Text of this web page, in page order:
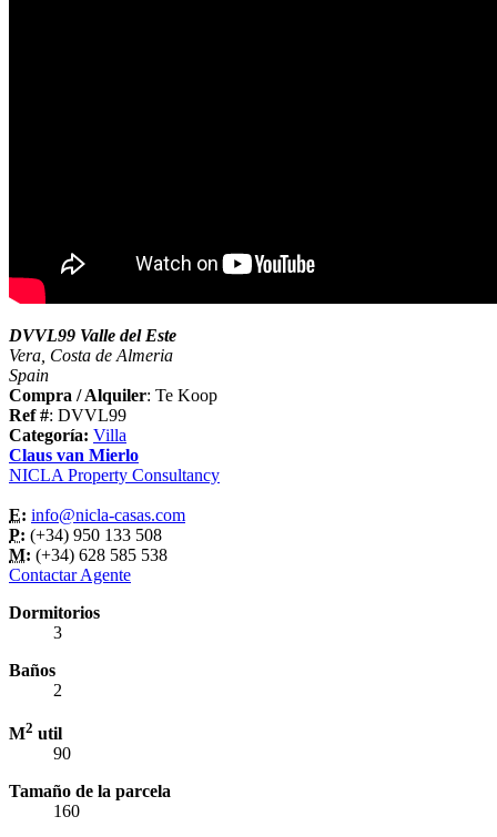
DVVL99 Valle del Este
Vera, Costa de Almeria
Spain
Compra / Alquiler: Te Koop
Ref #: DVVL99
Categoría: Villa
Claus van Mierlo
NICLA Property Consultancy
E: info@nicla-casas.com
P: (+34) 950 133 508
M: (+34) 628 585 538
Contactar Agente
Dormitorios
3
Baños
2
M2 util
90
Tamaño de la parcela
160